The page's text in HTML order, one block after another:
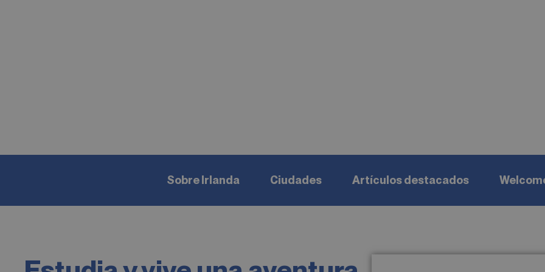
Sobre Irlanda Ciudades Artículos destacados